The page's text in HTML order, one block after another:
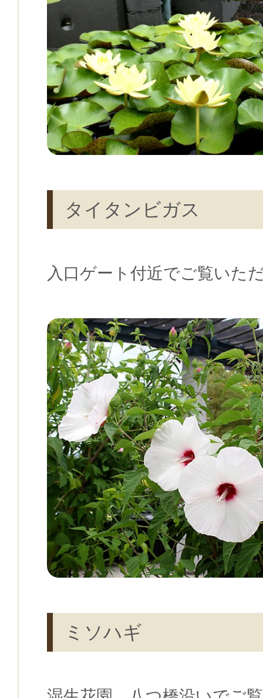
タイタンビガス
入口ゲート付近でご覧いた
ミソハギ